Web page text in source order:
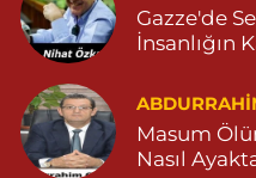
0 (482) 503 01 97 Yol
GÜNDOĞAN MAHALLESİ
0 (538) 054 41 55 Yol
Gazze'de
İnsanlığın
Masum
Nasıl